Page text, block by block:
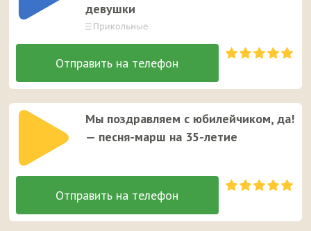
девушки
Мы поздравляем с юбилейчиком, да!
— песня-марш на 35-летие